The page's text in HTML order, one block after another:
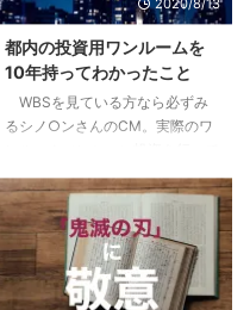
2020/8/13
都内の投資用ワンルームを
10年持ってわかったこと
WBSを見ている方なら必ずみ
るシノ○ンさんのCM。実際のワ
が多少なりとも参考になればと思
います。 目次1 先日売り先が見つ
かり200万くらい儲かった2 「時
間を資産に変える投資」という妙
味3 僕が10年持って手放した３つ